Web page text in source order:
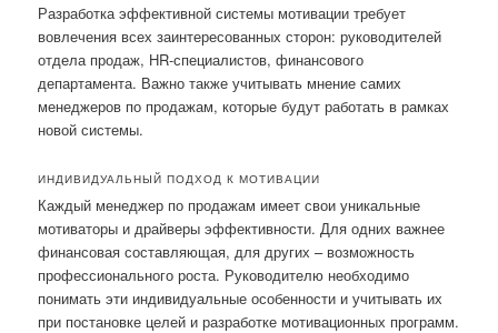
Разработка эффективной системы мотивации требует
вовлечения всех заинтересованных сторон: руководителей
отдела продаж, HR-специалистов, финансового
департамента. Важно также учитывать мнение самих
менеджеров по продажам, которые будут работать в рамках
новой системы.
ИНДИВИДУАЛЬНЫЙ ПОДХОД К МОТИВАЦИИ
Каждый менеджер по продажам имеет свои уникальные
мотиваторы и драйверы эффективности. Для одних важнее
финансовая составляющая, для других – возможность
профессионального роста. Руководителю необходимо
понимать эти индивидуальные особенности и учитывать их
при постановке целей и разработке мотивационных программ.